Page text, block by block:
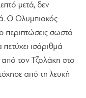
μετά, δεν
Ο Ολυμπιακός
περιπτώσεις σωστά
ισάριθμά
από τον Τζολάκη στο
από τη λευκή